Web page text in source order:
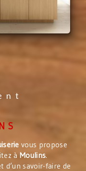
vous propose
àMoulins.
d’un savoir-faire de